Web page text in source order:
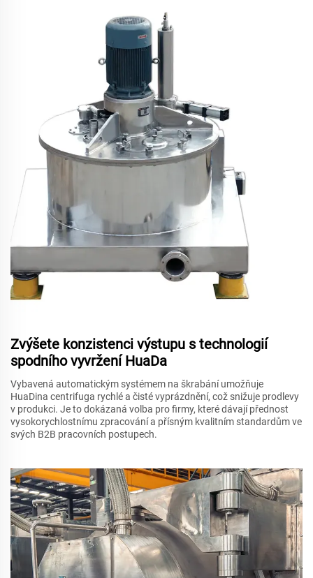
Zvýšete konzistenci výstupu s technologií
spodního vyvržení HuaDa
Vybavená automatickým systémem na škrabání umožňuje
HuaDina centrifuga rychlé a čisté vyprázdnění, což snižuje prodlevy
v produkci. Je to dokázaná volba pro firmy, které dávají přednost
vysokorychlostnímu zpracování a přísným kvalitním standardům ve
svých B2B pracovních postupech.